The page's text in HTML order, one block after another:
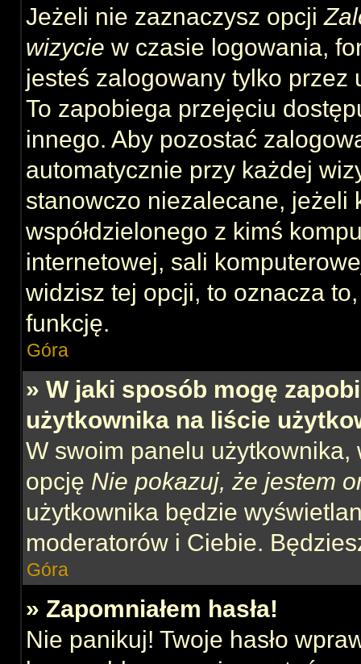
Jeżeli nie zaznaczysz opcji
wizycie w czasie logowania,
jesteś zalogowany tylko
To zapobiega przejęciu
innego. Aby pozostać
automatycznie przy każdej
stanowczo niezalecane, jeżeli
współdzielonego z kimś
internetowej, sali
widzisz tej opcji, to oznacza
funkcję.
Góra
» W jaki sposób mogę
użytkownika na liście
W swoim panelu użytkownika,
opcję Nie pokazuj, że jestem
użytkownika będzie
moderatorów i Ciebie.
Góra
» Zapomniałem hasła!
Nie panikuj! Twoje hasło